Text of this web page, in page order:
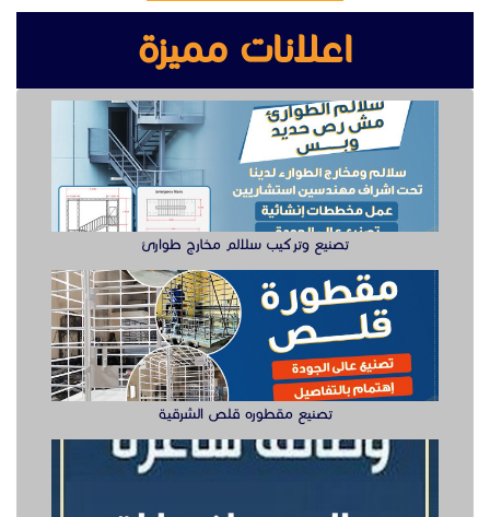
اعلانات مميزة
تصنيع وتركيب سلالم مخارج طوارئ
تصنيع مقطوره قلص الشرقية